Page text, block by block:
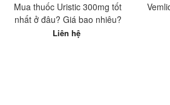
Mua thuốc Uristic 300mg tốt
nhất ở đâu? Giá bao nhiêu?
Liên hệ